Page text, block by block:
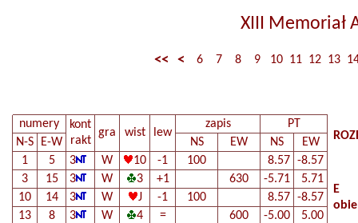
XIII Memoriał
<< < 6 7 8 9 10 11 12 13
numery
kont
rakt
gra wist lew
zapis
PT
N-S
E-W NS EW NS
EW
1
5 3 W 10 -1 100 8.57 -8.57
3
15 3 W 3 +1 630 -5.71
5.71
10
14 3 W J -1 100 8.57 -8.57
13
8 3 W 4 = 600 -5.00
5.00
E
obie